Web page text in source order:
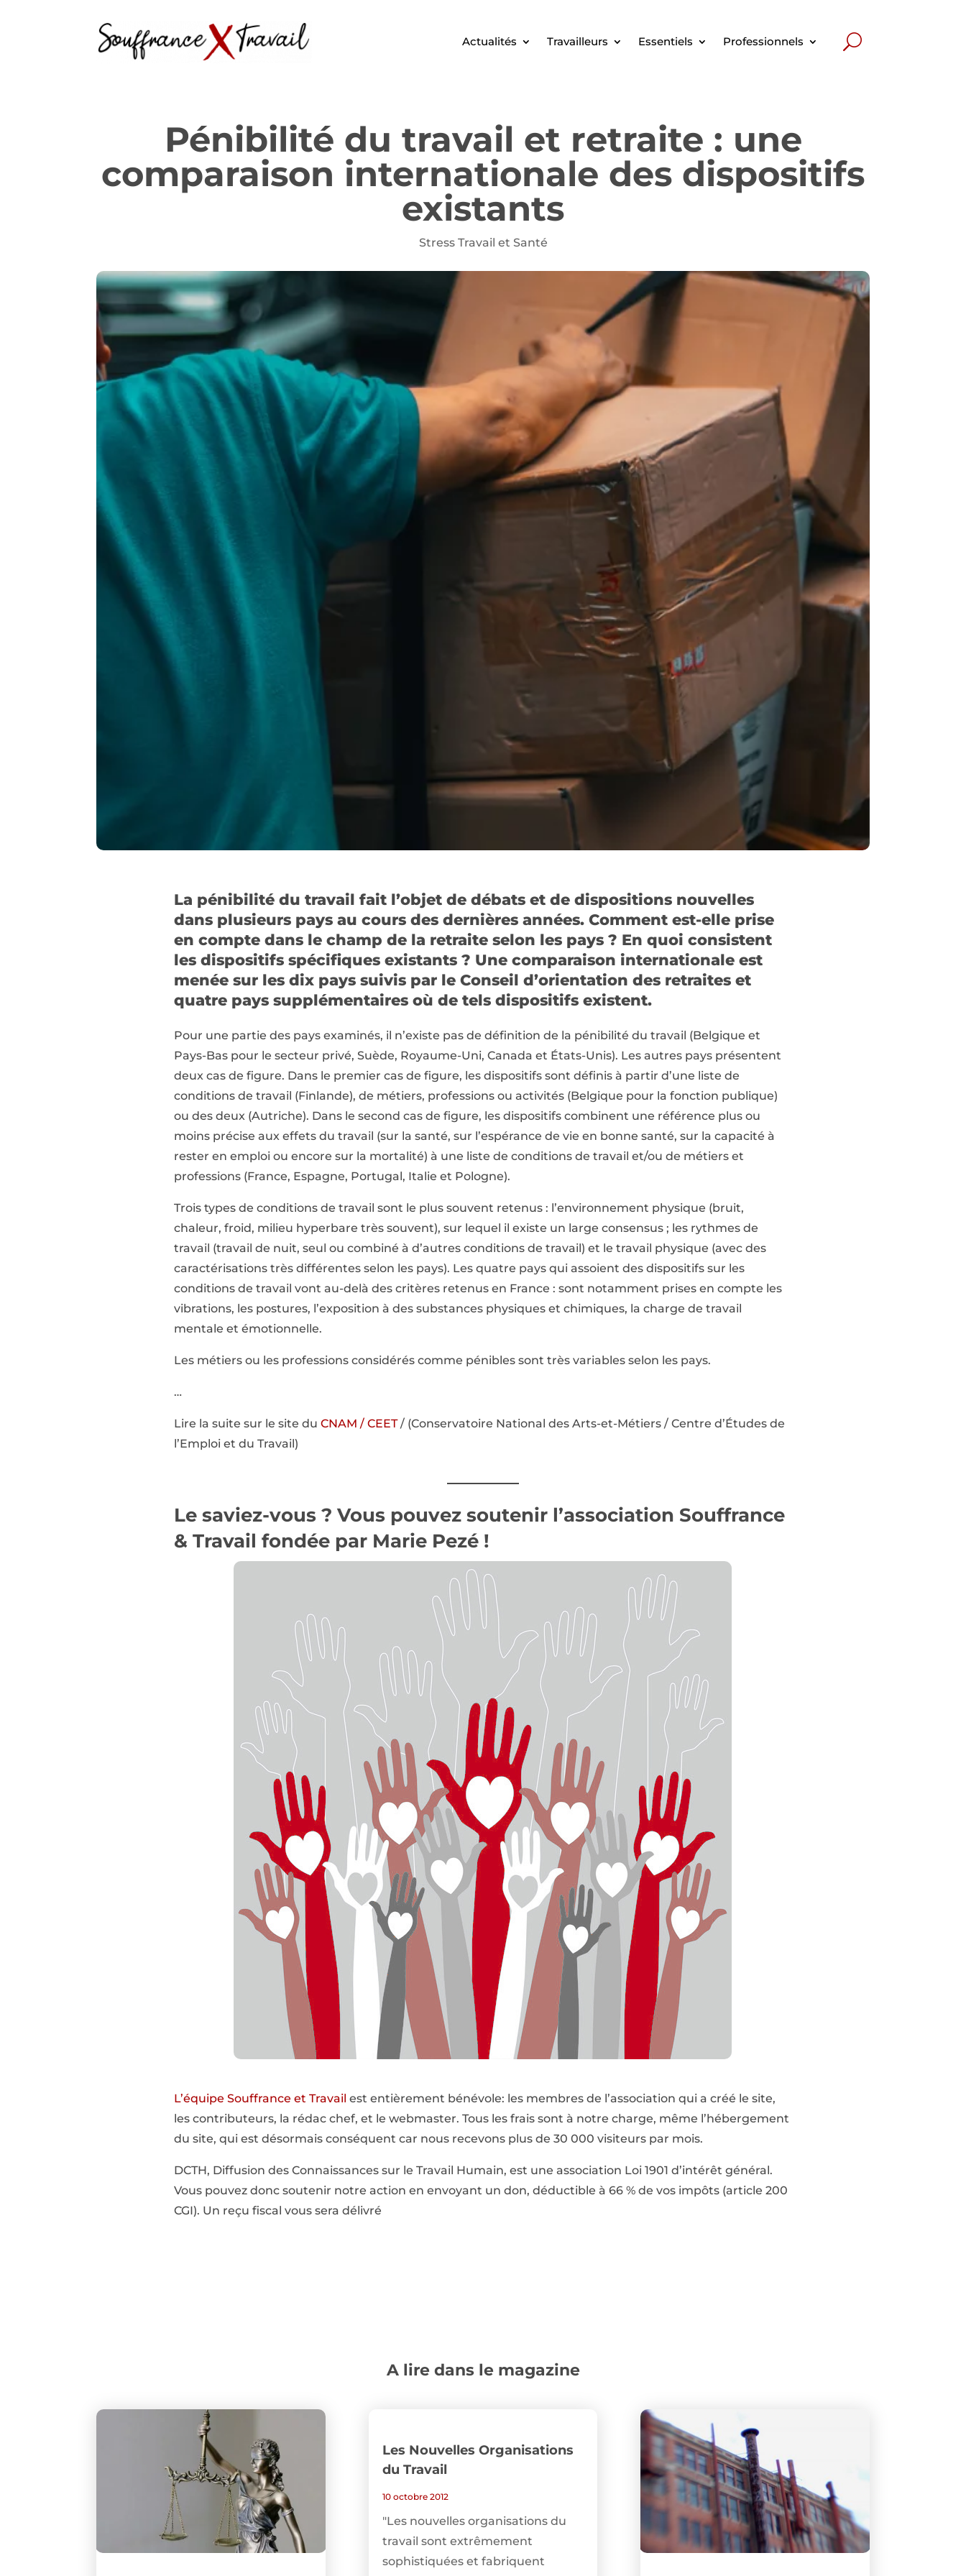
Actualités Travailleurs Essentiels Professionnels
Pénibilité du travail et retraite : une
comparaison internationale des dispositifs
existants
Stress Travail et Santé
La pénibilité du travail fait l’objet de débats et de dispositions nouvelles
dans plusieurs pays au cours des dernières années. Comment est-elle prise
en compte dans le champ de la retraite selon les pays ? En quoi consistent
les dispositifs spécifiques existants ? Une comparaison internationale est
menée sur les dix pays suivis par le Conseil d’orientation des retraites et
quatre pays supplémentaires où de tels dispositifs existent.
Pour une partie des pays examinés, il n’existe pas de définition de la pénibilité du travail (Belgique et
Pays-Bas pour le secteur privé, Suède, Royaume-Uni, Canada et États-Unis). Les autres pays présentent
deux cas de figure. Dans le premier cas de figure, les dispositifs sont définis à partir d’une liste de
conditions de travail (Finlande), de métiers, professions ou activités (Belgique pour la fonction publique)
ou des deux (Autriche). Dans le second cas de figure, les dispositifs combinent une référence plus ou
moins précise aux effets du travail (sur la santé, sur l’espérance de vie en bonne santé, sur la capacité à
rester en emploi ou encore sur la mortalité) à une liste de conditions de travail et/ou de métiers et
professions (France, Espagne, Portugal, Italie et Pologne).
Trois types de conditions de travail sont le plus souvent retenus : l’environnement physique (bruit,
chaleur, froid, milieu hyperbare très souvent), sur lequel il existe un large consensus ; les rythmes de
travail (travail de nuit, seul ou combiné à d’autres conditions de travail) et le travail physique (avec des
caractérisations très différentes selon les pays). Les quatre pays qui assoient des dispositifs sur les
conditions de travail vont au-delà des critères retenus en France : sont notamment prises en compte les
vibrations, les postures, l’exposition à des substances physiques et chimiques, la charge de travail
mentale et émotionnelle.
Les métiers ou les professions considérés comme pénibles sont très variables selon les pays.
…
Lire la suite sur le site du CNAM / CEET/ (Conservatoire National des Arts-et-Métiers / Centre d’Études de
l’Emploi et du Travail)
Le saviez-vous ? Vous pouvez soutenir l’association Souffrance
& Travail fondée par Marie Pezé !
L’équipe Souffrance et Travail est entièrement bénévole: les membres de l’association qui a créé le site,
les contributeurs, la rédac chef, et le webmaster. Tous les frais sont à notre charge, même l’hébergement
du site, qui est désormais conséquent car nous recevons plus de 30 000 visiteurs par mois.
DCTH, Diffusion des Connaissances sur le Travail Humain, est une association Loi 1901 d’intérêt général.
Vous pouvez donc soutenir notre action en envoyant un don, déductible à 66 % de vos impôts (article 200
CGI). Un reçu fiscal vous sera délivré
A lire dans le magazine
Les Nouvelles Organisations
du Travail
10 octobre 2012
"Les nouvelles organisations du
travail sont extrêmement
sophistiquées et fabriquent